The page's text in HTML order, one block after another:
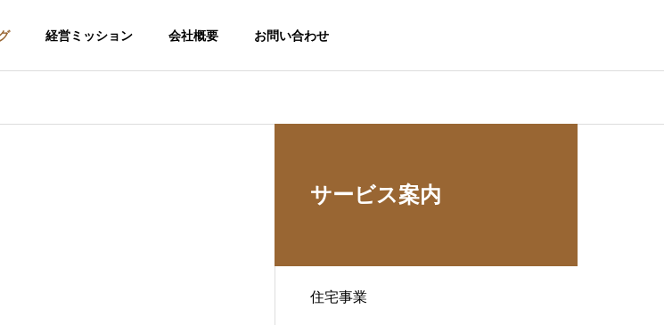
経営ミッション 会社概要 お問い合わせ
サービス案内
住宅事業